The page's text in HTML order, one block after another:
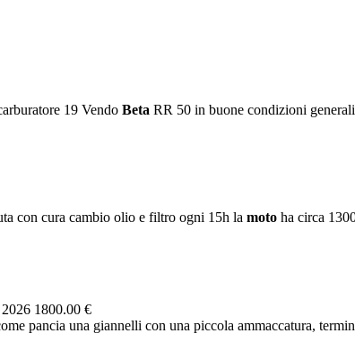
19 Vendo Beta RR 50 in buone condizioni
con cura cambio olio e filtro ogni 15h la moto ha circa
1800.00 €
pancia una giannelli con una piccola ammaccatura,